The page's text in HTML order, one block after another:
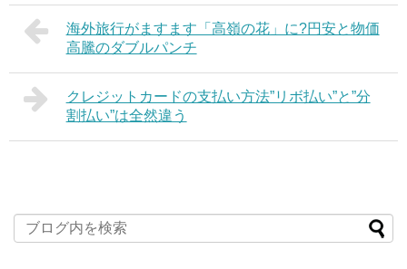
海外旅行がますます「高嶺の花」に?円安と物価
高騰のダブルパンチ
クレジットカードの支払い方法”リボ払い”と”分
割払い”は全然違う